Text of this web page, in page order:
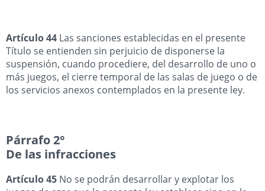
Artículo 44 Las sanciones establecidas en el presente
Título se entienden sin perjuicio de disponerse la
suspensión, cuando procediere, del desarrollo de uno o
más juegos, el cierre temporal de las salas de juego o de
los servicios anexos contemplados en la presente ley.
Párrafo 2°
De las infracciones
Artículo 45 No se podrán desarrollar y explotar los